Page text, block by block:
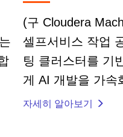
(구 Cloudera
셀프서비스 작업
팅 클러스터를 기
게 AI 개발을 가속
자세히 알아보기